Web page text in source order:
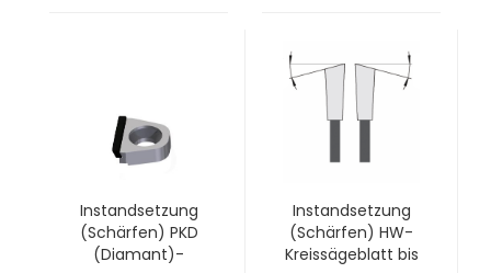
Instandsetzung
(Schärfen) PKD
(Diamant)-
Instandsetzung
(Schärfen) HW-
Kreissägeblatt bis